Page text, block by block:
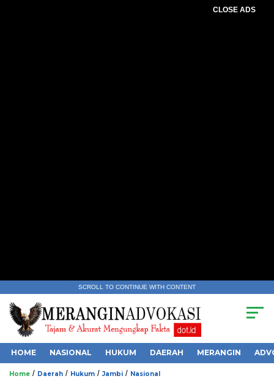
CLOSE ADS
SCROLL TO CONTINUE WITH CONTENT
HOME NASIONAL HUKUM DAERAH MERANGIN
Home / Daerah / Hukum / Jambi / Nasional